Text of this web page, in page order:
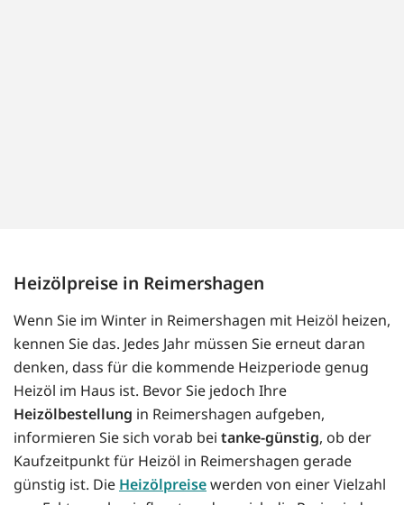
Heizölpreise in Reimershagen
Wenn Sie im Winter in Reimershagen mit Heizöl heizen,
kennen Sie das. Jedes Jahr müssen Sie erneut daran
denken, dass für die kommende Heizperiode genug
Heizöl im Haus ist. Bevor Sie jedoch Ihre
Heizölbestellung in Reimershagen aufgeben,
informieren Sie sich vorab bei tanke-günstig, ob der
Kaufzeitpunkt für Heizöl in Reimershagen gerade
günstig ist. Die Heizölpreisewerden von einer Vielzahl